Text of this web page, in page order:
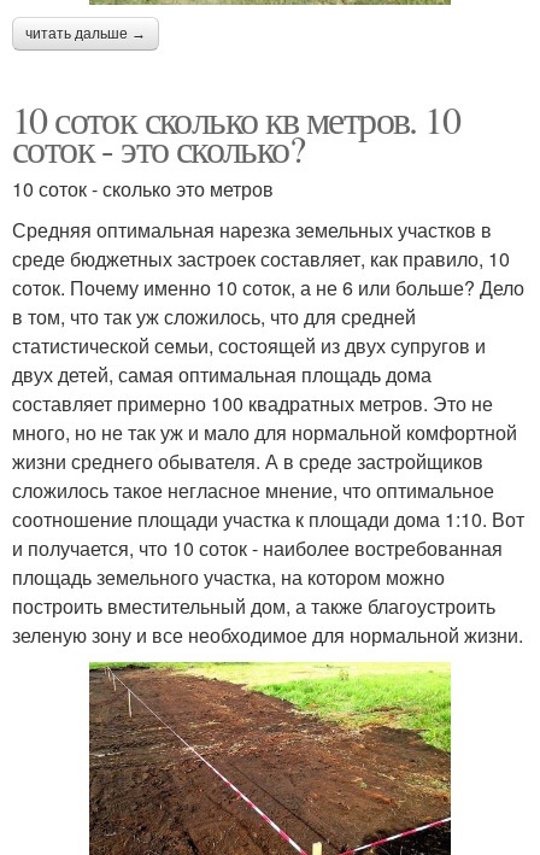
читать дальше →
10 соток сколько кв метров. 10
соток - это сколько?
10 соток - сколько это метров
Средняя оптимальная нарезка земельных участков в
среде бюджетных застроек составляет, как правило, 10
соток. Почему именно 10 соток, а не 6 или больше? Дело
в том, что так уж сложилось, что для средней
статистической семьи, состоящей из двух супругов и
двух детей, самая оптимальная площадь дома
составляет примерно 100 квадратных метров. Это не
много, но не так уж и мало для нормальной комфортной
жизни среднего обывателя. А в среде застройщиков
сложилось такое негласное мнение, что оптимальное
соотношение площади участка к площади дома 1:10. Вот
и получается, что 10 соток - наиболее востребованная
площадь земельного участка, на котором можно
построить вместительный дом, а также благоустроить
зеленую зону и все необходимое для нормальной жизни.